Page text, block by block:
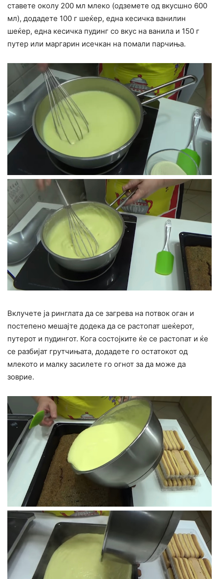
ставете околу 200 мл млеко (одземете од вкусшно 600
мл), додадете 100 г шеќер, една кесичка ванилин
шеќер, една кесичка пудинг со вкус на ванила и 150 г
путер или маргарин исечкан на помали парчиња.
Вклучете ја ринглата да се загрева на потвок оган и
постепено мешајте додека да се растопат шеќерот,
путерот и пудингот. Кога состојките ќе се растопат и ќе
се разбијат грутчињата, додадете го остатокот од
млекото и малку засилете го огнот за да може да
зоврие.